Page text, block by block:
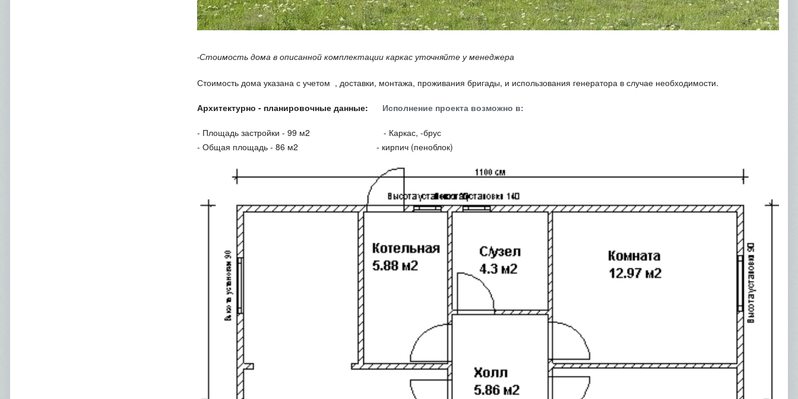
-Стоимость дома в описанной комплектации каркас уточняйте у менеджера
Стоимость дома указана с учетом , доставки, монтажа, проживания бригады, и использования генератора в случае необходимости.
Архитектурно - планировочные данные: Исполнение проекта возможно в:
- Площадь застройки - 99 м2 - Каркас, -брус
- Общая площадь - 86 м2 - кирпич (пеноблок)